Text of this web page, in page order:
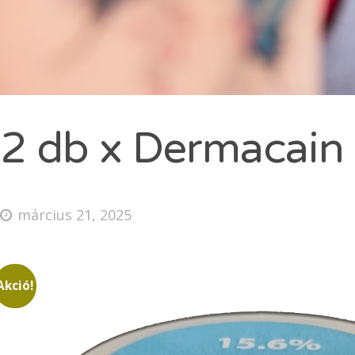
2 db x
március 21, 2025